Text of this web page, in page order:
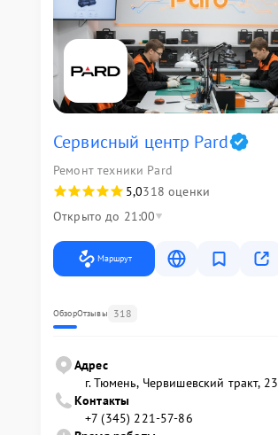
Сервисный центр Pard
Ремонт техники Pard
5,0318 оценки
Открыто до 21:00
Маршрут
ОбзорОтзывы 318
Адрес
г. Тюмень, ​Червишевский тракт, 23
Контакты
+7 (345) 221-57-86